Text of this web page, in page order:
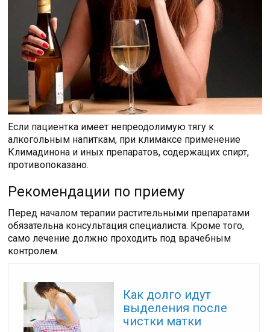
Если пациентка имеет непреодолимую тягу к
алкогольным напиткам, при климаксе применение
Климадинона и иных препаратов, содержащих спирт,
противопоказано.
Рекомендации по приему
Перед началом терапии растительными препаратами
обязательна консультация специалиста. Кроме того,
само лечение должно проходить под врачебным
контролем.
Как долго идут
выделения после
чистки матки